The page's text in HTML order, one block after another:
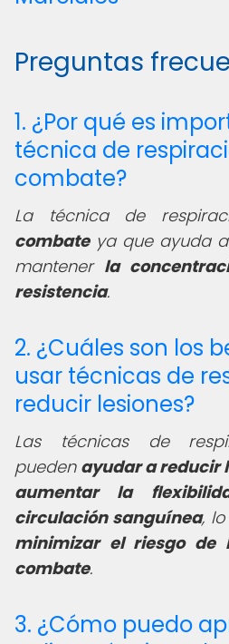
Preguntas
1. ¿Por qué es
técnica de
combate?
La técnica de
combateya que ayuda a
mantener la
resistencia.
2. ¿Cuáles son los
usar técnicas de
reducir lesiones?
Las técnicas de
pueden ayudar a reducir
aumentar la
circulación sanguínea,
minimizar el riesgo de
combate.
3. ¿Cómo puedo